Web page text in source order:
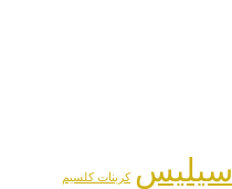
سیلیس کربنات کلسیم